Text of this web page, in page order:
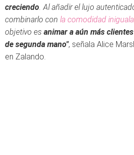
creciendo. Al añadir el lujo
combinarlo con la comodidad
objetivo es animar a aún más
de segunda mano", señala Alice
en Zalando.